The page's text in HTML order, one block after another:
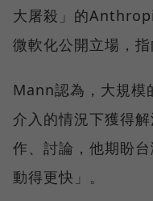
大屠殺」的
微軟化公開立場，指
Mann認為，大規模
介入的情況下獲得
作、討論，他期盼
動得更快」。